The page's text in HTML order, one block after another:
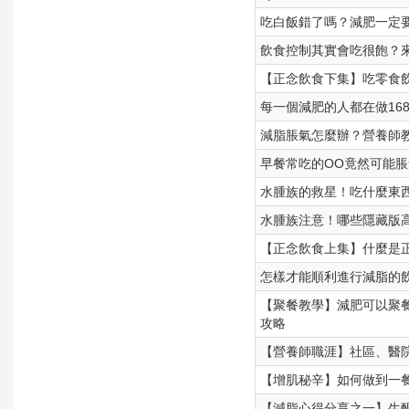
吃白飯錯了嗎？減肥一定
飲食控制其實會吃很飽？
【正念飲食下集】吃零
每一個減肥的人都在做
減脂脹氣怎麼辦？營養師
早餐常吃的OO竟然可能
水腫族的救星！吃什麼東
水腫族注意！哪些隱藏版
【正念飲食上集】什麼
怎樣才能順利進行減脂的
【聚餐教學】減肥可以
攻略
【營養師職涯】社區、
【增肌秘辛】如何做到